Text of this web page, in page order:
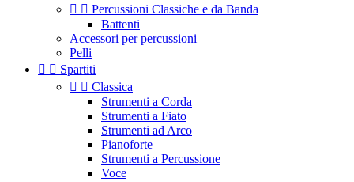
  Percussioni Classiche e da Banda
Battenti
Accessori per percussioni
Pelli
  Spartiti
  Classica
Strumenti a Corda
Strumenti a Fiato
Strumenti ad Arco
Pianoforte
Strumenti a Percussione
Voce